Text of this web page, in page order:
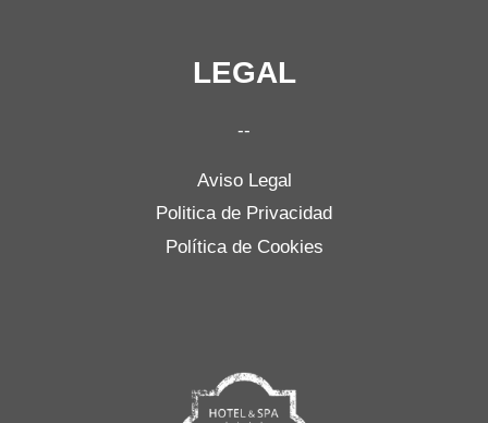
LEGAL
--
Aviso Legal
Politica de Privacidad
Política de Cookies